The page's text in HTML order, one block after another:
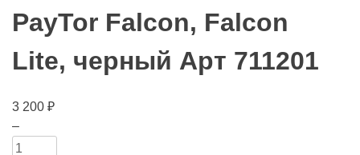
PayTor Falcon, Falcon
Lite, черный Арт 711201
3 200 ₽
Количество
товара
–